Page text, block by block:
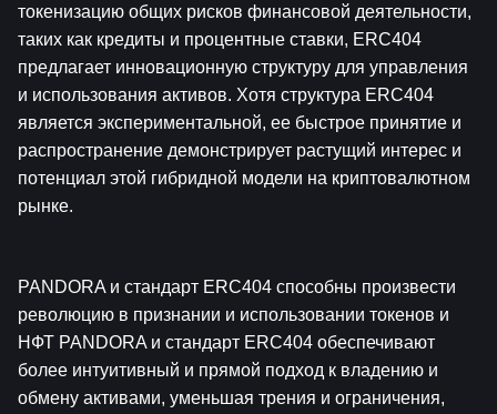
токенизацию общих рисков финансовой деятельности,
таких как кредиты и процентные ставки, ERC404
предлагает инновационную структуру для управления
и использования активов. Хотя структура ERC404
является экспериментальной, ее быстрое принятие и
распространение демонстрирует растущий интерес и
потенциал этой гибридной модели на криптовалютном
рынке.
PANDORA и стандарт ERC404 способны произвести
революцию в признании и использовании токенов и
НФТ PANDORA и стандарт ERC404 обеспечивают
более интуитивный и прямой подход к владению и
обмену активами, уменьшая трения и ограничения,